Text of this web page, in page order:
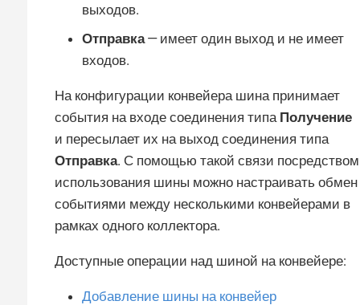
выходов.
Отправка— имеет один выход и не имеет
входов.
На конфигурации конвейера шина принимает
события на входе соединения типа Получение
и пересылает их на выход соединения типа
Отправка. С помощью такой связи посредством
использования шины можно настраивать обмен
событиями между несколькими конвейерами в
рамках одного коллектора.
Доступные операции над шиной на конвейере:
Добавление шины на конвейер